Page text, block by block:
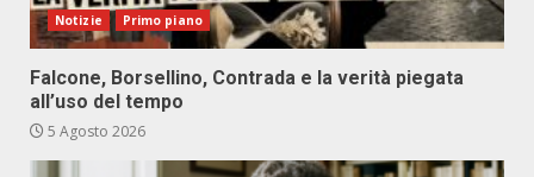
Notizie Primo piano
Falcone, Borsellino, Contrada e la verità piegata
all’uso del tempo
5 Agosto 2026